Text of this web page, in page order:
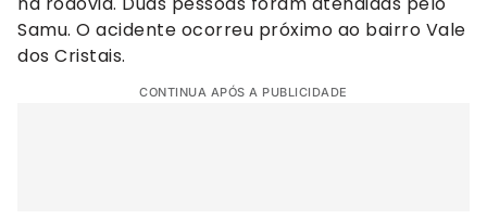
Samu. O acidente ocorreu próximo ao bairro Vale
dos Cristais.
CONTINUA APÓS A PUBLICIDADE